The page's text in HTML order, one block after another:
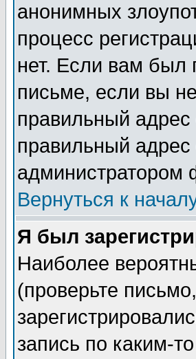
анонимных
процесс
нет. Если вам был
письме, если вы
правильный
правильный
администратором
Вернуться к
Я был
Наиболее
(проверьте
запись по каким-